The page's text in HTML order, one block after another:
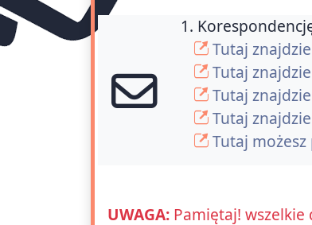
1.
Tutaj
Tutaj
Tutaj
Tutaj
Tutaj
UWAGA: Pamiętaj!